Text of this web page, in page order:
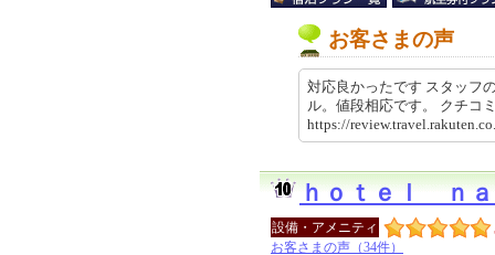
お客さまの声
対応良かったです スタッフ
ル。値段相応です。 クチ
https://
ｈｏｔｅｌ ｎａ
設備・アメニティ
お客さまの声（34件）